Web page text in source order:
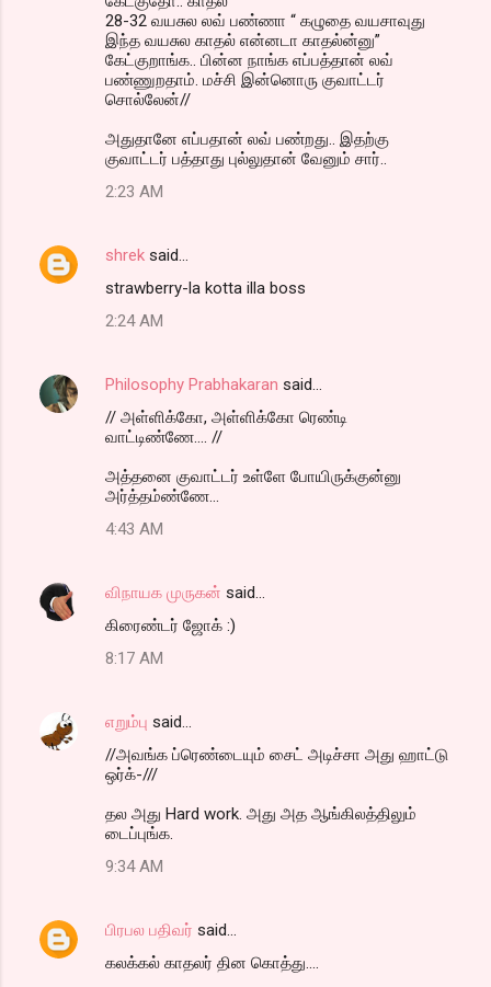
28-32 வயசுல லவ் பண்ணா “ கழுதை வயசாவுது
இந்த வயசுல காதல் என்னடா காதல்ன்னு”
கேட்குறாங்க.. பின்ன நாங்க எப்பத்தான் லவ்
பண்ணுறதாம். மச்சி இன்னொரு குவாட்டர்
சொல்லேன்//
அதுதானே எப்பதான் லவ் பண்றது.. இதற்கு
குவாட்டர் பத்தாது புல்லுதான் வேனும் சார்..
2:23 AM
shrek said…
strawberry-la kotta illa boss
2:24 AM
Philosophy Prabhakaran said…
// அள்ளிக்கோ, அள்ளிக்கோ ரெண்டி
வாட்டிண்ணே.... //
அத்தனை குவாட்டர் உள்ளே போயிருக்குன்னு
அர்த்தம்ண்ணே...
4:43 AM
விநாயக முருகன் said…
கிரைண்டர் ஜோக் :)
8:17 AM
எறும்பு said…
//அவங்க ப்ரெண்டையும் சைட் அடிச்சா அது ஹாட்டு
ஒர்க்-///
தல அது Hard work. அது அத ஆங்கிலத்திலும்
டைப்புங்க.
9:34 AM
பிரபல பதிவர் said…
கலக்கல் காதலர் தின கொத்து....